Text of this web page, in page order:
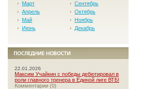
Март
Апрель
Май
Июнь
Сентябрь
Октябрь
Ноябрь
Декабрь
22.01.2026
Максим Учайкин с победы дебютировал в
роли главного тренера в Единой лиге ВТБ!
Комментарии (0)